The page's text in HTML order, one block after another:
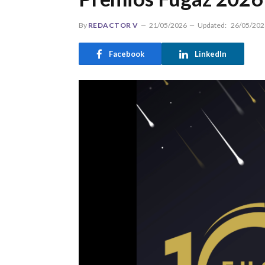
By REDACTOR V 21/05/2026 Updated: 26/05/
Facebook LinkedIn